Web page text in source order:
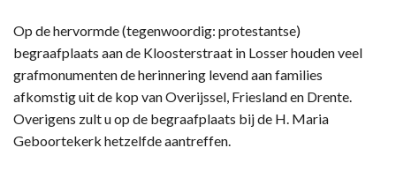
Op de hervormde (tegenwoordig: protestantse)
begraafplaats aan de Kloosterstraat in Losser houden veel
grafmonumenten de herinnering levend aan families
afkomstig uit de kop van Overijssel, Friesland en Drente.
Overigens zult u op de begraafplaats bij de H. Maria
Geboortekerk hetzelfde aantreffen.